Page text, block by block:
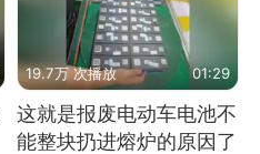
19.7万 次播放 01:29
这就是报废电动车电池不
能整块扔进熔炉的原因了